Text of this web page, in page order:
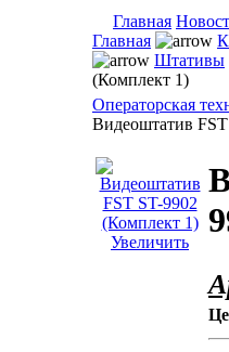
Главная
Главная
Штативы
(Комплект 1)
Операторская
Видеоштатив
Увеличить